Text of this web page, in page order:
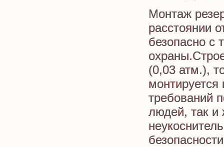
Монтаж
расстоянии
безопасно с
(0,03 атм.),
монтируется
требований
людей, так